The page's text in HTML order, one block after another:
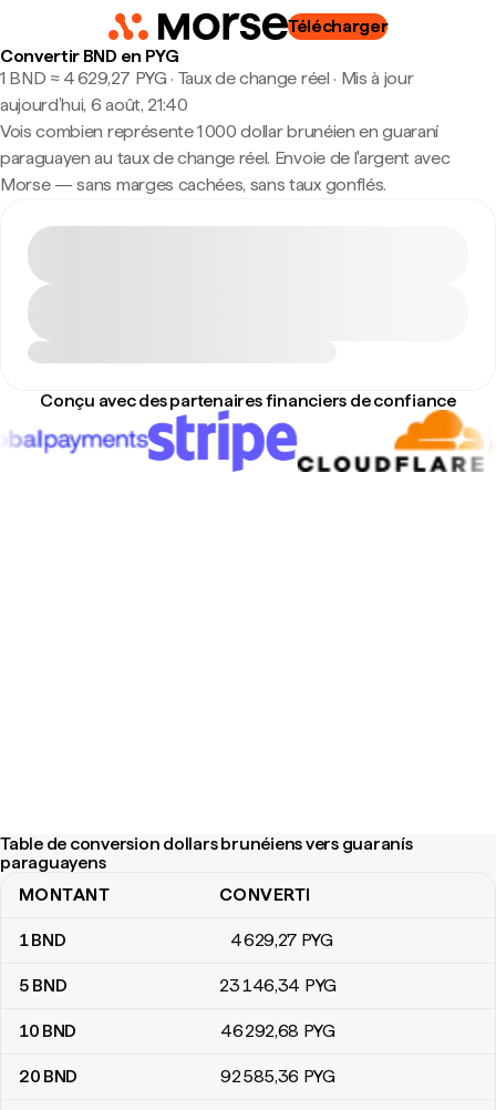
Télécharger
Convertir BND en PYG
1 BND ≈ 4 629,27 PYG · Taux de change réel · Mis à jour
aujourd’hui, 6 août, 21:40
Vois combien représente 1 000 dollar brunéien en guaraní
paraguayen au taux de change réel. Envoie de l'argent avec
Morse — sans marges cachées, sans taux gonflés.
Conçu avec des partenaires financiers de confiance
Table de conversion dollars brunéiens vers guaranís
paraguayens
Table de conversion dollars brunéiens vers guaranís
MONTANT CONVERTI
1BND 4 629,27 PYG
5 BND 23 146,34 PYG
10 BND 46 292,68 PYG
20 BND 92 585,36 PYG